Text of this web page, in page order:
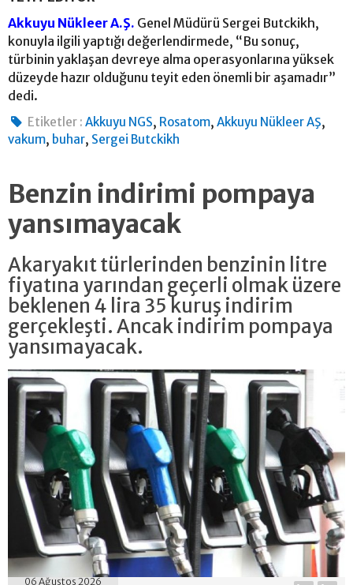
Akkuyu Nükleer A.Ş. Genel Müdürü Sergei Butckikh,
konuyla ilgili yaptığı değerlendirmede, “Bu sonuç,
türbinin yaklaşan devreye alma operasyonlarına yüksek
düzeyde hazır olduğunu teyit eden önemli bir aşamadır”
dedi.
Etiketler : Akkuyu NGS, Rosatom,Akkuyu Nükleer AŞ,
vakum, buhar, Sergei Butckikh
Benzin indirimi pompaya
yansımayacak
Akaryakıt türlerinden benzinin litre
fiyatına yarından geçerli olmak üzere
beklenen 4 lira 35 kuruş indirim
gerçekleşti. Ancak indirim pompaya
yansımayacak.
06 Ağustos 2026